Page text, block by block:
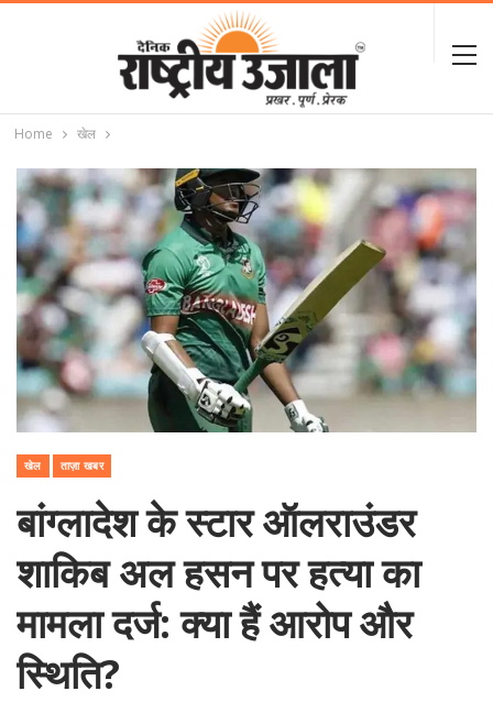
Home खेल
खेल ताज़ा खबर
बांग्लादेश के स्टार ऑलराउंडर
शाकिब अल हसन पर हत्या का
मामला दर्ज: क्या हैं आरोप और
स्थिति?